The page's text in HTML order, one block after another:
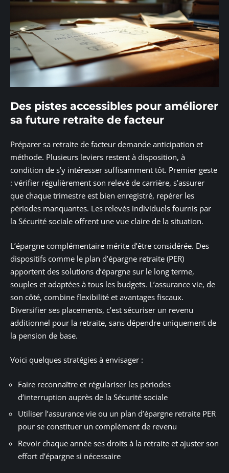
Des pistes accessibles pour améliorer
sa future retraite de facteur
Préparer sa retraite de facteur demande anticipation et
méthode. Plusieurs leviers restent à disposition, à
condition de s’y intéresser suffisamment tôt. Premier geste
: vérifier régulièrement son relevé de carrière, s’assurer
que chaque trimestre est bien enregistré, repérer les
périodes manquantes. Les relevés individuels fournis par
la Sécurité sociale offrent une vue claire de la situation.
L’épargne complémentaire mérite d’être considérée. Des
dispositifs comme le plan d’épargne retraite (PER)
apportent des solutions d’épargne sur le long terme,
souples et adaptées à tous les budgets. L’assurance vie, de
son côté, combine flexibilité et avantages fiscaux.
Diversifier ses placements, c’est sécuriser un revenu
additionnel pour la retraite, sans dépendre uniquement de
la pension de base.
Voici quelques stratégies à envisager :
Faire reconnaître et régulariser les périodes
d’interruption auprès de la Sécurité sociale
Utiliser l’assurance vie ou un plan d’épargne retraite PER
pour se constituer un complément de revenu
Revoir chaque année ses droits à la retraite et ajuster son
effort d’épargne si nécessaire